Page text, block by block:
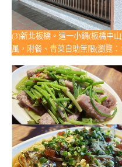
(3)新北板橋。這一小鍋(板橋中
風，附餐、青菜自助無限(瀏覽：